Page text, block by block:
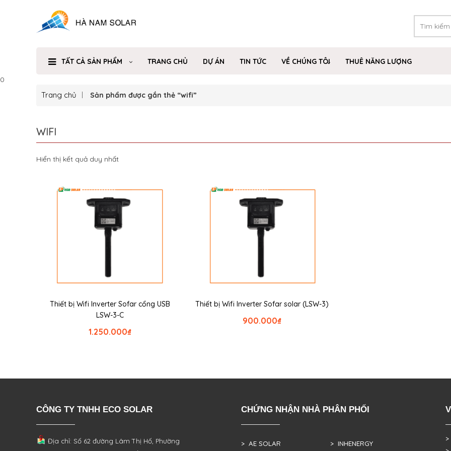
TẤT CẢ SẢN PHẨM TRANG CHỦ DỰ ÁN TIN TỨC VỀ CHÚNG TÔI
THUÊ NĂNG LƯỢNG
0
Trang chủ Sản phẩm được gắn thẻ “wifi”
WIFI
Hiển thị kết quả duy nhất
Thiết bị Wifi Inverter Sofar cổng USB
LSW-3-C
₫
1.250.000
Thiết bị Wifi Inverter Sofar solar (LSW-3)
₫
900.000
CÔNG TY TNHH ECO SOLAR
Địa chỉ: Số 62 đường Lâm Thị Hố, Phường
CHỨNG NHẬN NHÀ PHÂN PHỐI
> AE SOLAR > INHENERGY
>